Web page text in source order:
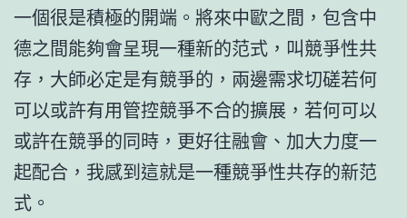
一個很是積極的開端。將來中歐之間，包含中
德之間能夠會呈現一種新的范式，叫競爭性共
存，大師必定是有競爭的，兩邊需求切磋若何
可以或許有用管控競爭不合的擴展，若何可以
或許在競爭的同時，更好往融會、加大力度一
起配合，我感到這就是一種競爭性共存的新范
式。